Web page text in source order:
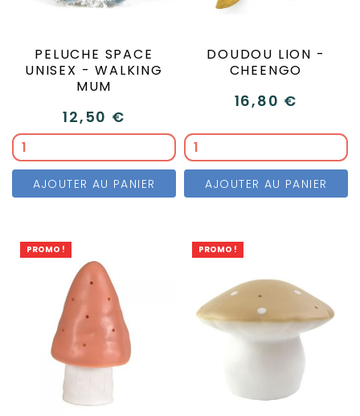
PELUCHE SPACE
UNISEX - WALKING
MUM
12,50 €
AJOUTER AU PANIER
DOUDOU LION -
CHEENGO
16,80 €
AJOUTER AU PANIER
PROMO ! PROMO !